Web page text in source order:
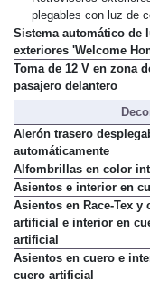
Retrovisores
plegables con luz de
Sistema automático de
exteriores 'Welcome
Toma de 12 V en zona
Alerón trasero
automáticamente
Alfombrillas en color
Asientos e interior en
Asientos en Race-Tex y
artificial e interior en
artificial
Asientos en cuero e